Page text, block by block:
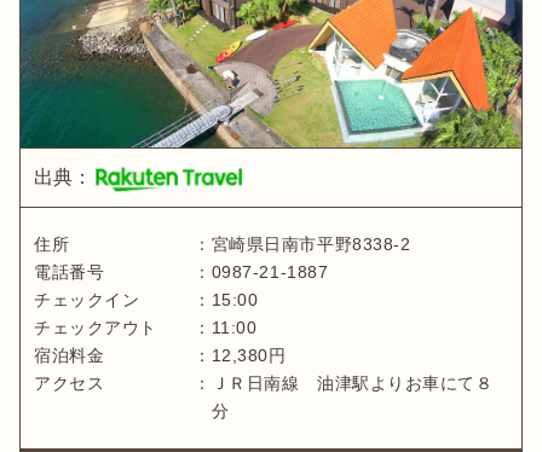
出典：
住所 ： 宮崎県日南市平野8338-2
電話番号
： 0987-21-1887
チェックイン
： 15:00
チェックアウト
： 11:00
宿泊料金
： 12,380円
アクセス
：
ＪＲ日南線 油津駅よりお車にて８
分